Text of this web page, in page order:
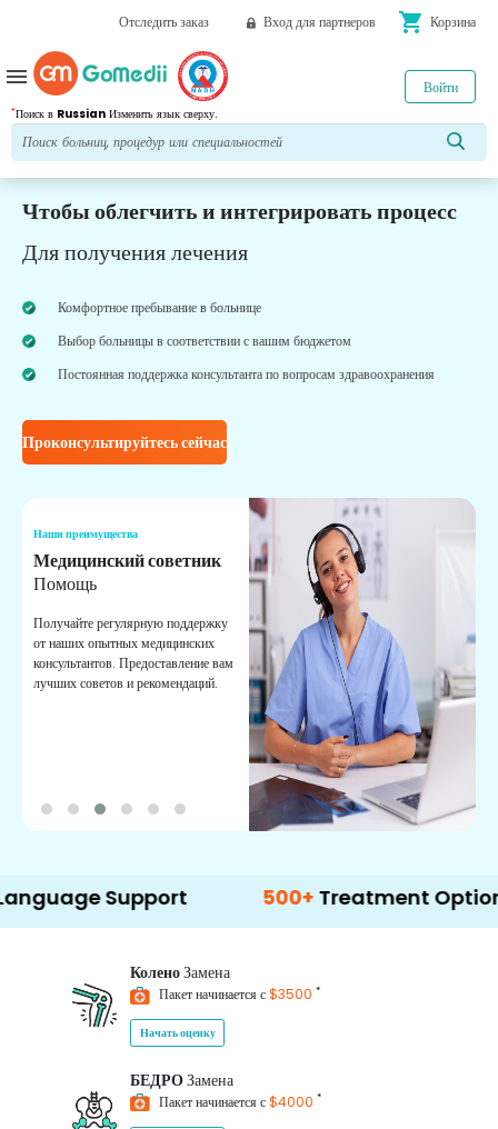
Отследить заказ Вход для партнеров shopping_cart Корзина
*Поиск в Russian Изменить язык сверху.
Войти
menu
Чтобы облегчить и интегрировать процесс
Для получения лечения
Комфортное пребывание в больнице
Выбор больницы в соответствии с вашим бюджетом
Постоянная поддержка консультанта по вопросам здравоохранения
Проконсультируйтесь сейчас
Наши преимущества
Медицинский советник
Помощь
Получайте регулярную поддержку
от наших опытных медицинских
консультантов. Предоставление вам
лучших советов и рекомендаций.
Support 500+ Treatment Options
КоленоЗамена
Пакет начинается с$3500 *
Начать оценку
БЕДРОЗамена
Пакет начинается с$4000 *